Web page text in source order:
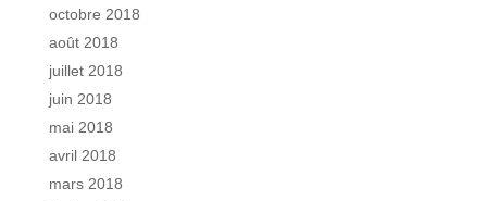
octobre 2018
août 2018
juillet 2018
juin 2018
mai 2018
avril 2018
mars 2018